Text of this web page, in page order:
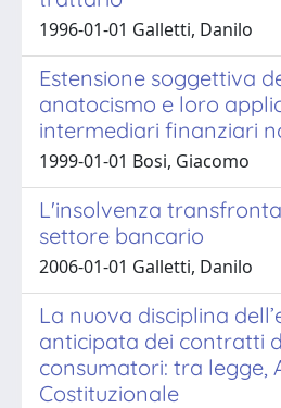
1996-01-01 Galletti, Danilo
Estensione soggettiva
anatocismo e loro
intermediari finanziari
1999-01-01 Bosi, Giacomo
L'insolvenza
settore bancario
2006-01-01 Galletti, Danilo
La nuova disciplina
anticipata dei contratti
consumatori: tra legge,
Costituzionale